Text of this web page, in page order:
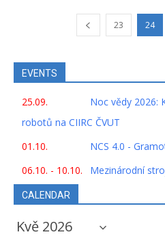
23 24
EVENTS
25.09.
Noc vědy 2026:
robotů na CIIRC ČVUT
01.10.
NCS 4.0 -
06.10. - 10.10.
Mezinárodní
CALENDAR